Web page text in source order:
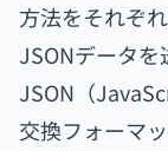
方法をそれぞ
JSONデータを
JSON（
交換フォーマ